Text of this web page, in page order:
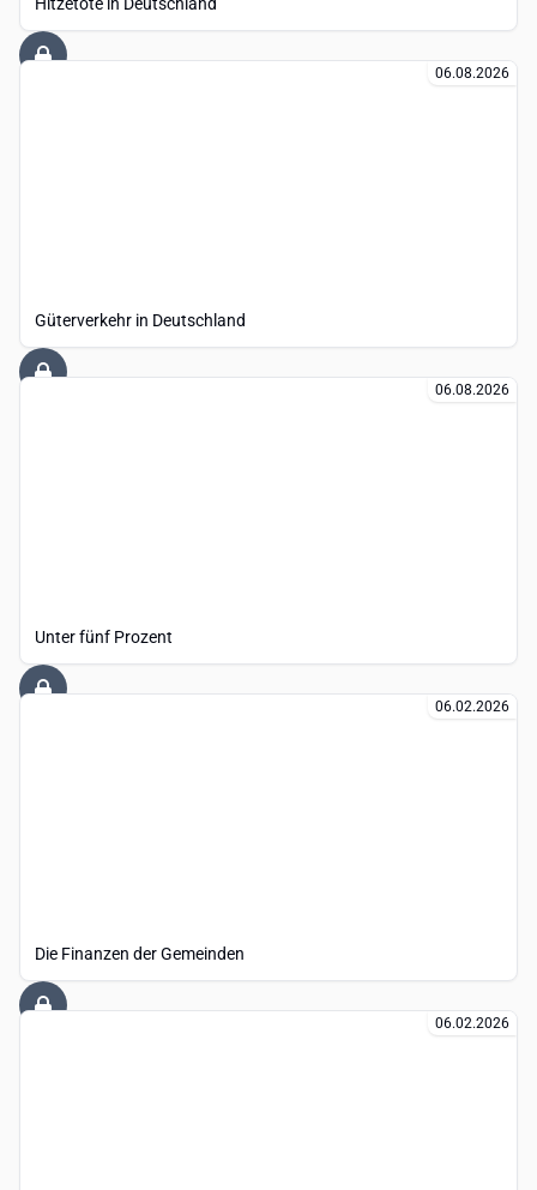
06.08.2026
Güterverkehr in Deutschland
06.08.2026
Unter fünf Prozent
06.02.2026
Die Finanzen der Gemeinden
06.02.2026